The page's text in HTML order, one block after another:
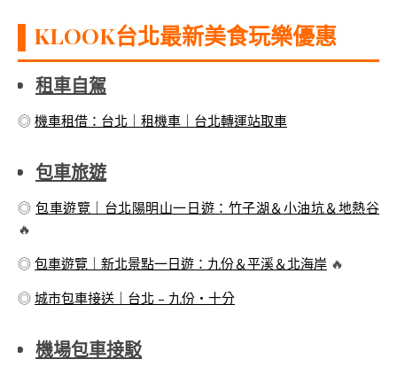
▌KLOOK台北最新美食玩樂優惠
租車自駕
◎ 機車租借：台北｜租機車｜台北轉運站取車
包車旅遊
◎包車遊覽｜台北陽明山一日遊：竹子湖＆小油坑＆地熱谷
🔥
◎ 包車遊覽｜新北景點一日遊：九份＆平溪＆北海岸 🔥
◎ 城市包車接送｜台北 – 九份・十分
機場包車接駁